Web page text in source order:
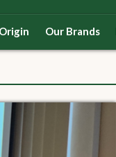
Our Brands